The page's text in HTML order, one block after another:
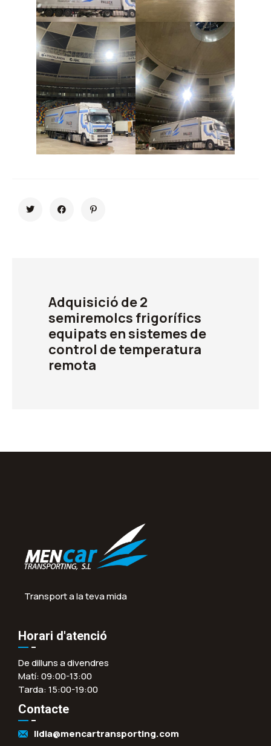
Adquisició de 2
semiremolcs frigorífics
equipats en sistemes de
control de temperatura
remota
Transport a la teva mida
Horari d'atenció
De dilluns a divendres
Matí: 09:00-13:00
Tarda: 15:00-19:00
Contacte
lidia@mencartransporting.com